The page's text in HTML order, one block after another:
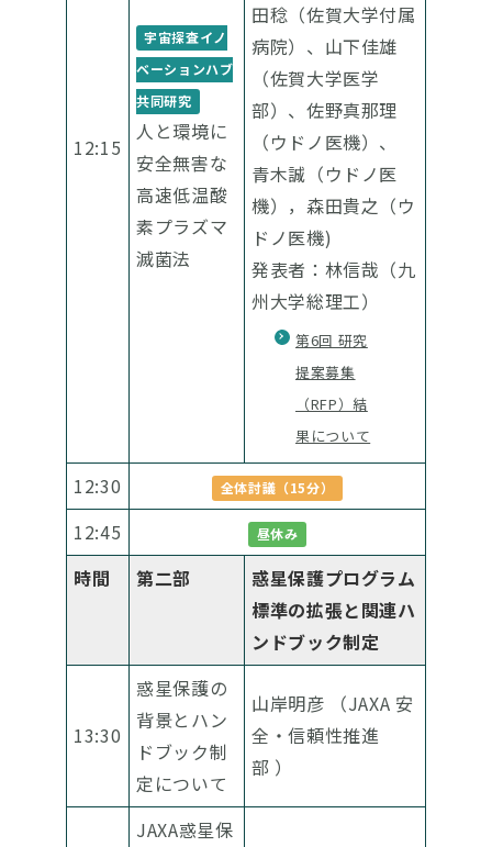
12:15
宇宙探査イノ
ベーションハブ
共同研究
人と環境に
安全無害な
高速低温酸
素プラズマ
滅菌法
田稔（佐賀大学付属
病院）、山下佳雄
（佐賀大学医学
部）、佐野真那理
（ウドノ医機）、
青木誠（ウドノ医
機），森田貴之（ウ
ドノ医機)
発表者：林信哉（九
州大学総理工）
第6回 研究
提案募集
（RFP）結
果について
12:30 全体討議（15分）
12:45 昼休み
時間 第二部
惑星保護プログラム
標準の拡張と関連ハ
ンドブック制定
13:30
惑星保護の
背景とハン
ドブック制
定について
山岸明彦 （JAXA 安
全・信頼性推進
部 ）
JAXA惑星保